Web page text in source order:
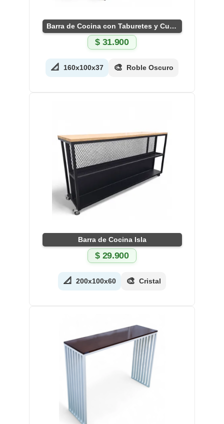
Barra de Cocina con Taburetes y Cubo
$31.900
📐 160x100x37 🎨 Roble Oscuro
Barra de Cocina Isla
$29.900
📐 200x100x60 🎨 Cristal